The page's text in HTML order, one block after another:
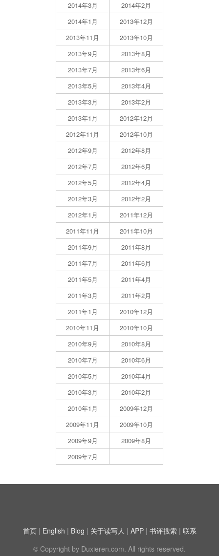
2014年3月
2014年2月
2014年1月
2013年12月
2013年11月
2013年10月
2013年9月
2013年8月
2013年7月
2013年6月
2013年5月
2013年4月
2013年3月
2013年2月
2013年1月
2012年12月
2012年11月
2012年10月
2012年9月
2012年8月
2012年7月
2012年6月
2012年5月
2012年4月
2012年3月
2012年2月
2012年1月
2011年12月
2011年11月
2011年10月
2011年9月
2011年8月
2011年7月
2011年6月
2011年5月
2011年4月
2011年3月
2011年2月
2011年1月
2010年12月
2010年11月
2010年10月
2010年9月
2010年8月
2010年7月
2010年6月
2010年5月
2010年4月
2010年3月
2010年2月
2010年1月
2009年12月
2009年11月
2009年10月
2009年9月
2009年8月
2009年7月
首页| English | Blog | 关于读写人 | APP| 书评搜索| 联系
© Copyright by Duxieren.com. All rights reserved.